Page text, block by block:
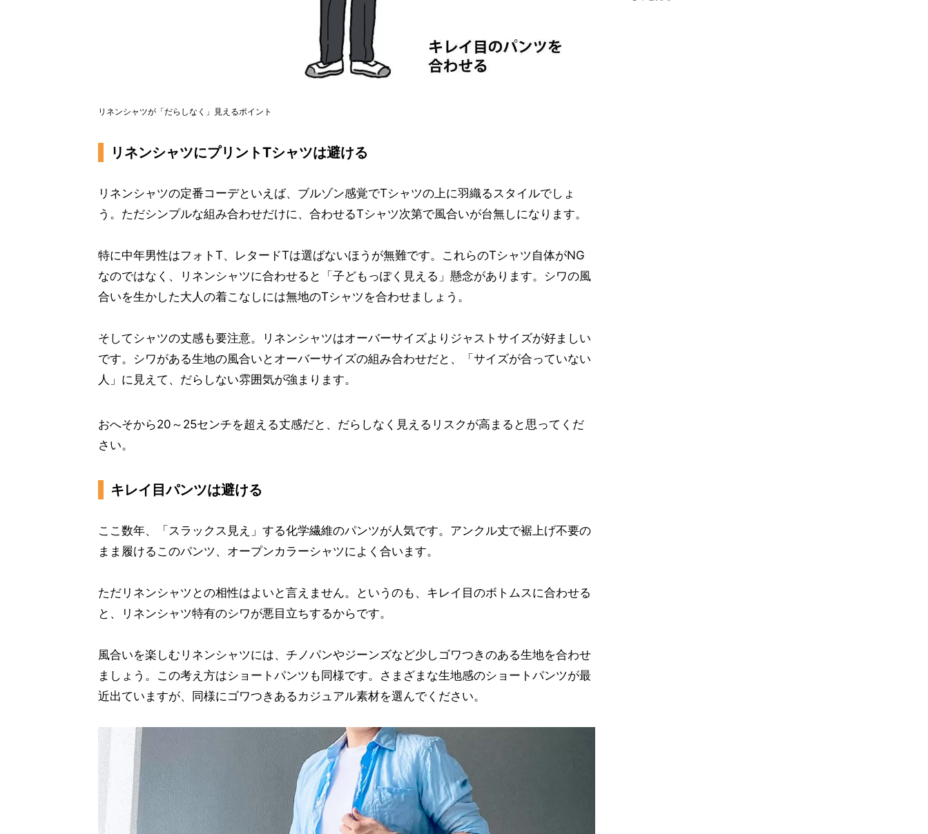
リネンシャツが「だらしなく」見えるポイント
リネンシャツにプリントTシャツは避ける
リネンシャツの定番コーデといえば、ブルゾン感覚でTシャツの上に羽織るスタイルでしょ
う。ただシンプルな組み合わせだけに、合わせるTシャツ次第で風合いが台無しになります。
特に中年男性はフォトT、レタードTは選ばないほうが無難です。これらのTシャツ自体がNG
なのではなく、リネンシャツに合わせると「子どもっぽく見える」懸念があります。シワの風
合いを生かした大人の着こなしには無地のTシャツを合わせましょう。
そしてシャツの丈感も要注意。リネンシャツはオーバーサイズよりジャストサイズが好ましい
です。シワがある生地の風合いとオーバーサイズの組み合わせだと、「サイズが合っていない
人」に見えて、だらしない雰囲気が強まります。
おへそから20～25センチを超える丈感だと、だらしなく見えるリスクが高まると思ってくだ
さい。
キレイ目パンツは避ける
ここ数年、「スラックス見え」する化学繊維のパンツが人気です。アンクル丈で裾上げ不要の
まま履けるこのパンツ、オープンカラーシャツによく合います。
ただリネンシャツとの相性はよいと言えません。というのも、キレイ目のボトムスに合わせる
と、リネンシャツ特有のシワが悪目立ちするからです。
風合いを楽しむリネンシャツには、チノパンやジーンズなど少しゴワつきのある生地を合わせ
ましょう。この考え方はショートパンツも同様です。さまざまな生地感のショートパンツが最
近出ていますが、同様にゴワつきあるカジュアル素材を選んでください。